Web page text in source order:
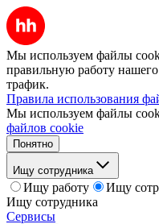
Мы используем файлы
правильную работу нашего
трафик.
Правила использования
Мы используем файлы
файлов cookie
Понятно
Ищу сотрудника
Ищу работу
Ищу
Ищу сотрудника
Сервисы